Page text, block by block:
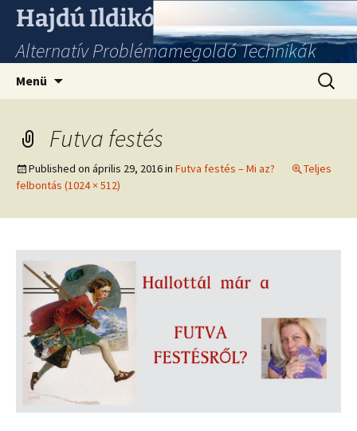
Hajdú Ildikó
Alternatív Problémamegoldó Technikák
Menü
Futva festés
Published on április 29, 2016in Futva festés – Mi az?
Teljes
felbontás (1024 × 512)